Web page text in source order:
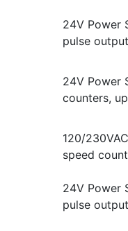
24V Power
pulse
24V Power
counters,
120/
speed
24V Power
pulse